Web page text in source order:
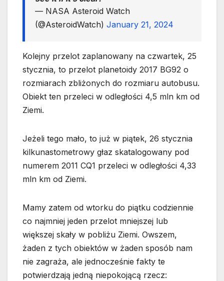
— NASA Asteroid Watch
(@AsteroidWatch) January 21, 2024
Kolejny przelot zaplanowany na czwartek, 25
stycznia, to przelot planetoidy 2017 BG92 o
rozmiarach zbliżonych do rozmiaru autobusu.
Obiekt ten przeleci w odległości 4,5 mln km od
Ziemi.
Jeżeli tego mało, to już w piątek, 26 stycznia
kilkunastometrowy głaz skatalogowany pod
numerem 2011 CQ1 przeleci w odległości 4,33
mln km od Ziemi.
Mamy zatem od wtorku do piątku codziennie
co najmniej jeden przelot mniejszej lub
większej skały w pobliżu Ziemi. Owszem,
żaden z tych obiektów w żaden sposób nam
nie zagraża, ale jednocześnie fakty te
potwierdzają jedną niepokojącą rzecz: